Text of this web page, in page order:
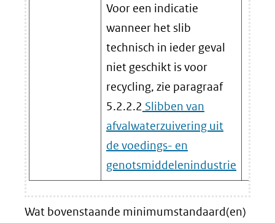
Voor een indicatie
wanneer het slib
technisch in ieder geval
niet geschikt is voor
recycling, zie paragraaf
5.2.2.2 Slibben van
afvalwaterzuivering uit
de voedings- en
genotsmiddelenindustrie
Wat bovenstaande minimumstandaard(en)